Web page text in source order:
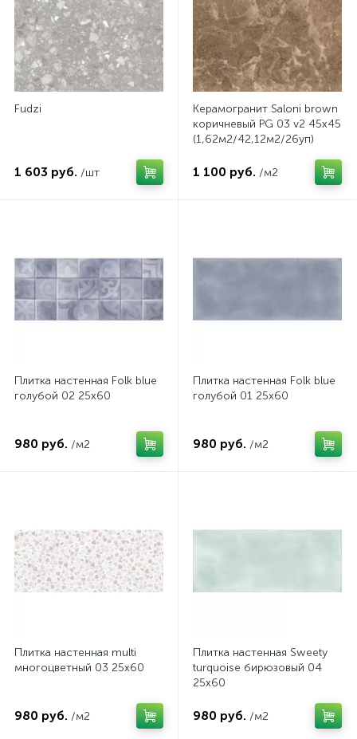
Fudzi
1 603 руб. /шт
Керамогранит Saloni brown
коричневый PG 03 v2 45х45
(1,62м2/42,12м2/26уп)
1 100 руб. /м2
Плитка настенная Folk blue
голубой 02 25х60
980 руб. /м2
Плитка настенная Folk blue
голубой 01 25х60
980 руб. /м2
Плитка настенная multi
многоцветный 03 25х60
980 руб. /м2
Плитка настенная Sweety
turquoise бирюзовый 04
25х60
980 руб. /м2